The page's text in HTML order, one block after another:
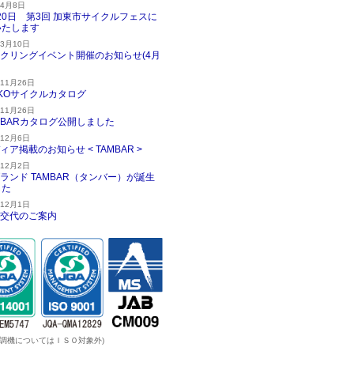
月8日
日 第3回 加東市サイクルフェスに
します
月10日
リングイベント開催のお知らせ(4月
月26日
サイクルカタログ
月26日
カタログ公開しました
月6日
ア掲載のお知らせ < TAMBAR >
月2日
ンド TAMBAR（タンバー）が誕生
月1日
代のご案内
機についてはＩＳＯ対象外)